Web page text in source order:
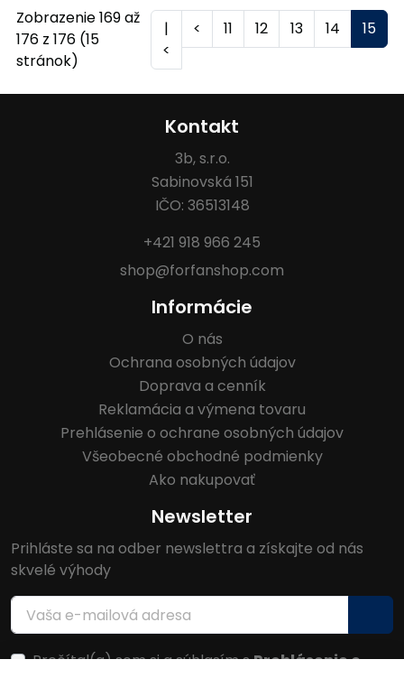
Zobrazenie 169 až
176 z 176 (15
stránok)
|
<
< 11 12 13 14 15
Kontakt
3b, s.r.o.
Sabinovská 151
IČO: 36513148
+421 918 966 245
shop@forfanshop.com
Informácie
O nás
Ochrana osobných údajov
Doprava a cenník
Reklamácia a výmena tovaru
Prehlásenie o ochrane osobných údajov
Všeobecné obchodné podmienky
Ako nakupovať
Newsletter
Prihláste sa na odber newslettra a získajte od nás
skvelé výhody
Prečítal(a) som si a súhlasím sPrehlásenie o